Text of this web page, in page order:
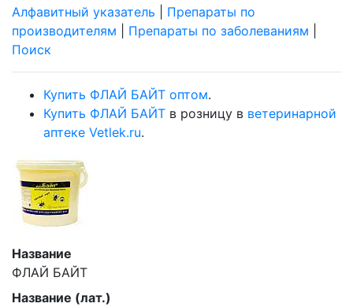
Алфавитный указатель
Препараты по
производителям
Препараты по заболеваниям
Поиск
Купить ФЛАЙ БАЙТ оптом.
Купить ФЛАЙ БАЙТ в розницу в ветеринарной
аптеке Vetlek.ru.
Название
ФЛАЙ БАЙТ
Название (лат.)